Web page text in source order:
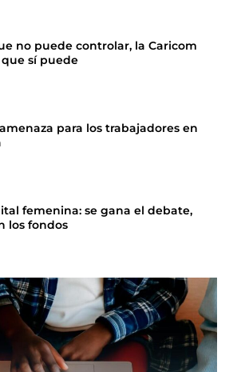
no puede controlar, la Caricom
sí puede
para los trabajadores en
femenina: se gana el debate,
los fondos